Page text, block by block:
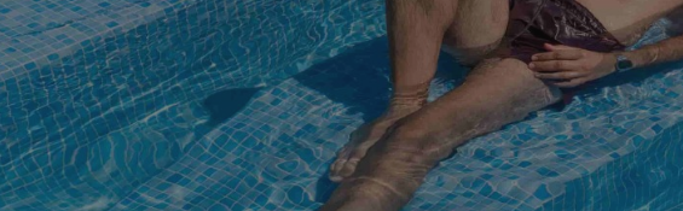
Déjanos tus
llamaremos
NOMBRE